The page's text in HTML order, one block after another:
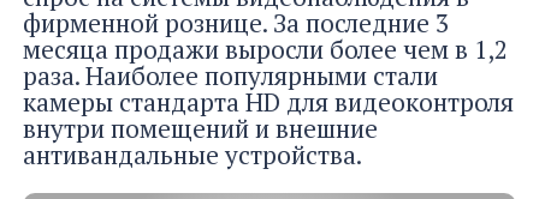
фирменной рознице. За последние 3
месяца продажи выросли более чем в 1,2
раза. Наиболее популярными стали
камеры стандарта HD для видеоконтроля
внутри помещений и внешние
антивандальные устройства.